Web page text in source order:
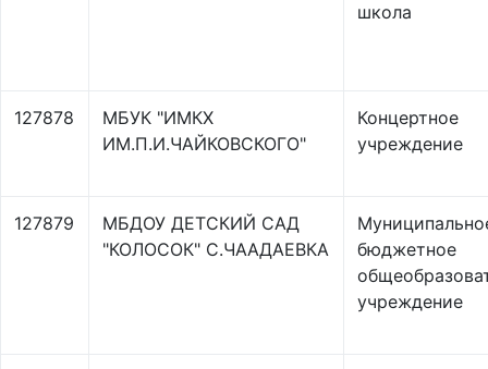
школа
127878
МБУК "ИМКХ
ИМ.П.И.ЧАЙКОВСКОГО"
Концертное
учреждение
127879
МБДОУ ДЕТСКИЙ САД
"КОЛОСОК" С.ЧААДАЕВКА
бюджетное
учреждение